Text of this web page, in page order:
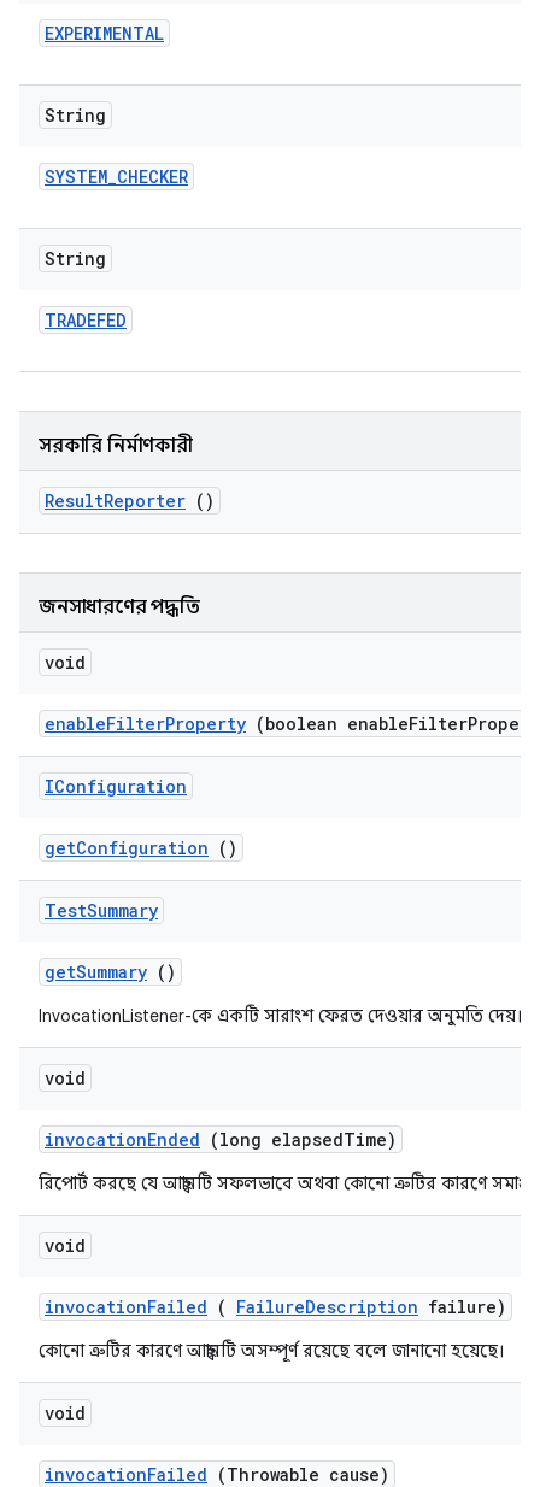
EXPERIMENTAL
String
SYSTEM_CHECKER
String
TRADEFED
সরকারি নির্মাণকারী
ResultReporter ()
জনসাধারণের পদ্ধতি
void
enableFilterProperty (boolean enableFilter
IConfiguration
getConfiguration ()
TestSummary
getSummary ()
InvocationListener-কে একটি সারাংশ ফেরত দেওয়ার অনুমতি দেয়।
void
invocationEnded (long elapsedTime)
রিপোর্ট করছে যে আহ্বানটি সফলভাবে অথবা কোনো ত্রুটির কারণে সমাপ্ত
void
invocationFailed ( FailureDescription failure)
কোনো ত্রুটির কারণে আহ্বানটি অসম্পূর্ণ রয়েছে বলে জানানো হয়েছে।
void
invocationFailed (Throwable cause)